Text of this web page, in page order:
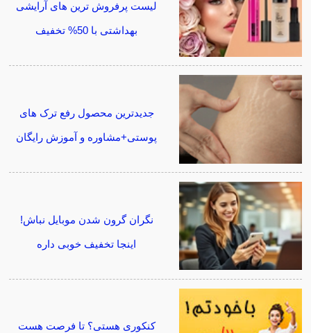
لیست پرفروش ترین های آرایشی
بهداشتی با 50% تخفیف
جدیدترین محصول رفع ترک های
پوستی+مشاوره و آموزش رایگان
نگران گرون شدن موبایل نباش!
اینجا تخفیف خوبی داره
کنکوری هستی؟ تا فرصت هست